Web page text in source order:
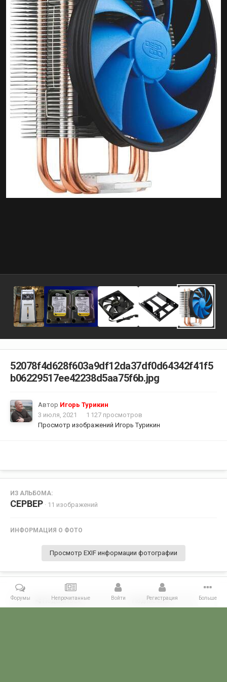
52078f4d628f603a9df12da37df0d64342f41f5
b06229517ee42238d5aa75f6b.jpg
Автор Игорь Турикин
3 июля, 2021
1 127 просмотров
Просмотр изображений Игорь Турикин
ИЗ АЛЬБОМА:
СЕРВЕР · 11 изображений
ИНФОРМАЦИЯ О ФОТО
Просмотр EXIF информации фотографии
Поделиться Подписчики 1
Форумы Непрочитанные Войти Регистрация Больше